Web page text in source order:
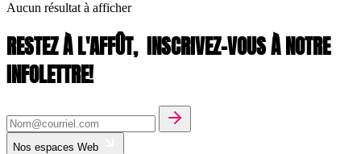
Aucun résultat à afficher
RESTEZ À L'AFFÛT, INSCRIVEZ-VOUS À NOTRE
INFOLETTRE!
Nos espaces Web